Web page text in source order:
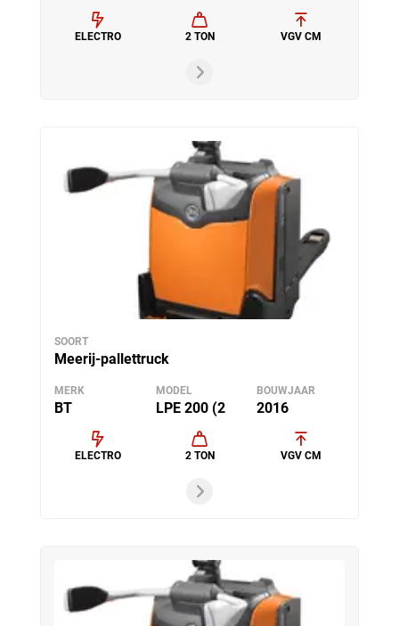
ELECTRO 2 TON VGV CM
SOORT
Meerij-pallettruck
MERK
BT
MODEL
LPE 200 (2
BOUWJAAR
2016
ELECTRO 2 TON VGV CM